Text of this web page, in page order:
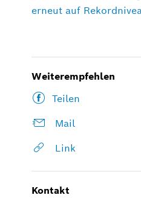
erneut auf
Weiterempfehlen
Teilen
Mail
Link
Kontakt